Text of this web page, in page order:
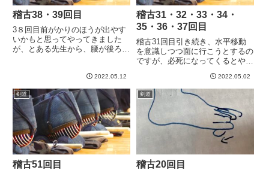
稽古38・39回目
3８回目前がかりのほうが出やす
いかもと思ってやってきました
が、とある先生から、腰が後ろに
ってる、と動きを見せてもらった
ところ、うーん、これはいかん。
荷重を多少前に持っていくにして
も...
2022.05.12
稽古31・32・33・34・
35・36・37回目
稽古31回目引き続き、水平移動
を意識しつつ面に行こうとするの
ですが、必死になってくるとやは
なってきたところで、何度も先生
に合い面やいなされるなどしてま
すます瀕死になりつつ打ち込んで
いくことで、少しずつモノにな
っ...
2022.05.02
剣道
稽古51回目
剣道
稽古20回目